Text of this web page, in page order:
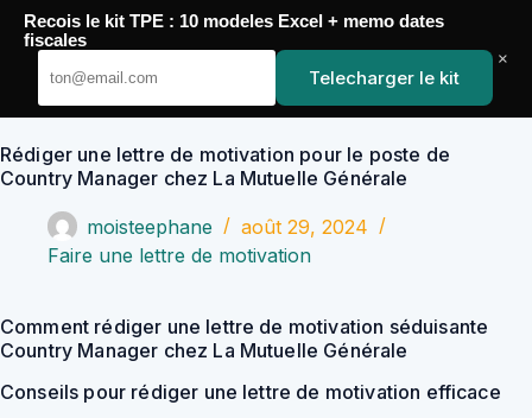
Passer
contenu
YoupiJobs
Rédiger une lettre de motivation pour le poste de
Country Manager chez La Mutuelle Générale
moisteephane
août 29, 2024
Faire une lettre de motivation
Comment rédiger une lettre de motivation séduisante
Country Manager chez La Mutuelle Générale
Conseils pour rédiger une lettre de motivation efficace
Recois le kit TPE : 10 modeles Excel + memo dates
fiscales
Telecharger le kit
×